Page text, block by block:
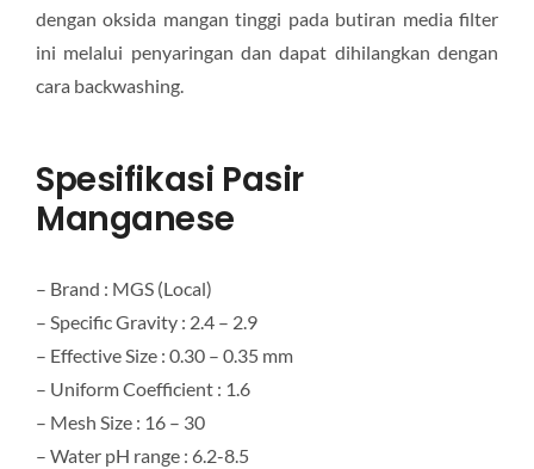
dengan oksida mangan tinggi pada butiran media filter
ini melalui penyaringan dan dapat dihilangkan dengan
cara backwashing.
Spesifikasi Pasir
Manganese
– Brand : MGS (Local)
– Specific Gravity : 2.4 – 2.9
– Effective Size : 0.30 – 0.35 mm
– Uniform Coefficient : 1.6
– Mesh Size : 16 – 30
– Water pH range : 6.2-8.5